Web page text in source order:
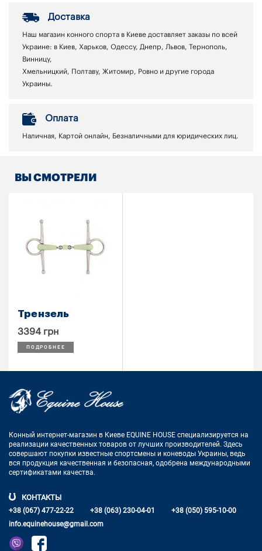
Доставка
Наш магазин конного спорта в Киеве доставляет заказы по всей
Украине: в Киев, Харьков, Одессу, Днепр, Львов, Тернополь,
Винницу,
Хмельницкий, Полтаву, Житомир, Ровно и другие города
Украины.
Оплата
Наличная, Картой онлайн, Безналичными для юридических лиц.
ВЫ СМОТРЕЛИ
Трензель
3394 грн
ПОДРОБНЕЕ
Конный интернет-магазин в Киеве EQUINE HOUSE специализируется на
реализации качественных товаров от лучших производителей. Здесь
совершают покупки известные спортсмены и коневоды Украины, ведь
вся продукция качественная и безопасная, одобрена международными
сертификатами качества.
КОНТАКТЫ
+38 (067) 477-22-22 +38 (063) 230-04-01
+38 (050) 595-10-00
info.equinehouse@gmail.com